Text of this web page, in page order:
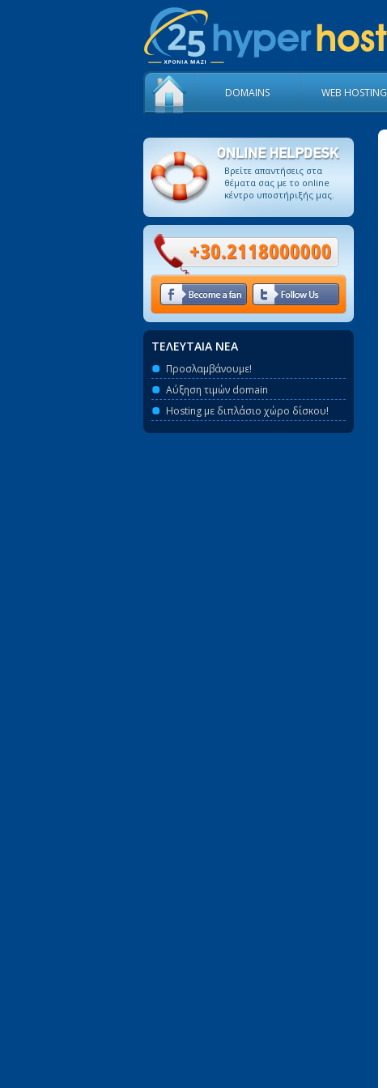
DOMAINS WEB HOSTING
Βρείτε απαντήσεις στα
θέματα σας με το οnline
κέντρο υποστήριξής μας.
ΤΕΛΕΥΤΑΙΑ ΝΕΑ
Προσλαμβάνουμε!
Αύξηση τιμών domain
Hosting με διπλάσιο χώρο δίσκου!